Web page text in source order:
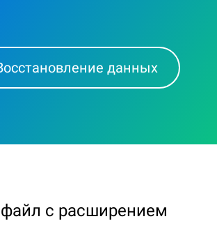
данных
с расширением